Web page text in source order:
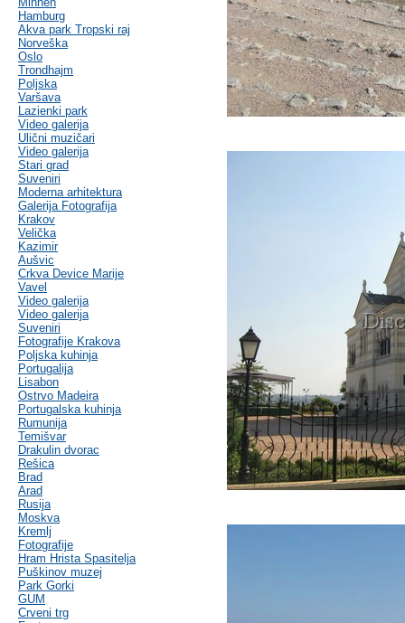
Hamburg
Akva park Tropski raj
Norveška
Oslo
Trondhajm
Poljska
Varšava
Lazienki park
Video galerija
Ulični muzičari
Video galerija
Stari grad
Suveniri
Moderna arhitektura
Galerija Fotografija
Krakov
Velička
Kazimir
Aušvic
Crkva Device Marije
Vavel
Video galerija
Video galerija
Suveniri
Fotografije Krakova
Poljska kuhinja
Portugalija
Lisabon
Ostrvo Madeira
Portugalska kuhinja
Rumunija
Temišvar
Drakulin dvorac
Rešica
Brad
Arad
Rusija
Moskva
Kremlj
Fotografije
Hram Hrista Spasitelja
Puškinov muzej
Park Gorki
GUM
Crveni trg